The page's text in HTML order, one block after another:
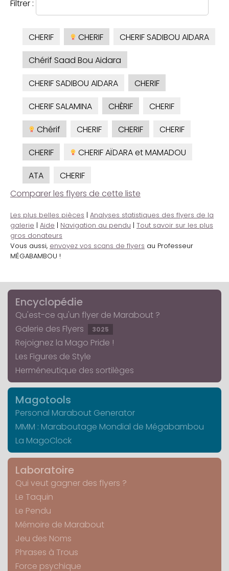
Filtrer :
CHERIF CHERIF
CHERIF SADIBOU AIDARA
Chérif Saad Bou Aidara
CHERIF SADIBOU AIDARA
CHERIF
CHERIF SALAMINA
CHÈRIF
CHERIF
Chérif
CHERIF CHERIF
CHERIF
CHERIF
CHERIF AÏDARA et MAMADOU
ATA
CHERIF
Comparer les flyers de cette liste
Les plus belles pièces | Analyses statistiques des flyers de la
galerie | Aide | Navigation au pendu | Tout savoir sur les plus
gros donateurs
Vous aussi, envoyez vos scans de flyers au Professeur
MÉGABAMBOU !
Encyclopédie
Qu'est-ce qu'un flyer de Marabout ?
Galerie des Flyers
3025
Rejoignez la Mago Pride !
Les Figures de Style
Herméneutique des sortilèges
Magotools
Personal Marabout Generator
MMM : Maraboutage Mondial de Mégabambou
La MagoClock
Laboratoire
Qui veut gagner des flyers ?
Le Taquin
Le Pendu
Mémoire de Marabout
Jeu des Noms
Phrases à Trous
Force psychique